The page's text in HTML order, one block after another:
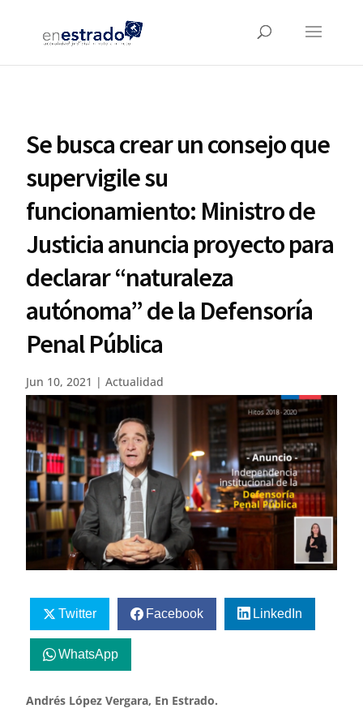
Se busca crear un consejo que
supervigile su
funcionamiento: Ministro de
Justicia anuncia proyecto para
declarar “naturaleza
autónoma” de la Defensoría
Penal Pública
Jun 10, 2021 |Actualidad
Twitter Facebook LinkedIn
WhatsApp
Andrés López Vergara, En Estrado.